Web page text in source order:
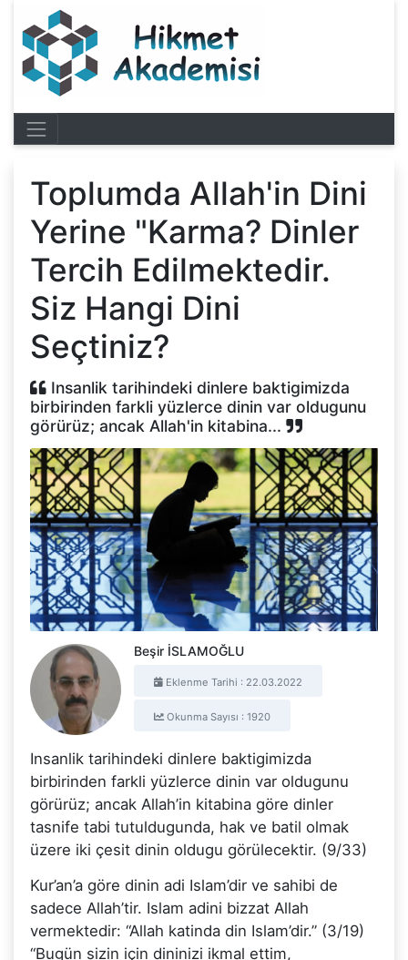
Toplumda Allah'in Dini
Yerine "Karma? Dinler
Tercih Edilmektedir.
Siz Hangi Dini
Seçtiniz?
Insanlik tarihindeki dinlere baktigimizda
birbirinden farkli yüzlerce dinin var oldugunu
görürüz; ancak Allah'in kitabina...
Beşir İSLAMOĞLU
Eklenme Tarihi : 22.03.2022
Okunma Sayısı : 1920
Insanlik tarihindeki dinlere baktigimizda
birbirinden farkli yüzlerce dinin var oldugunu
görürüz; ancak Allah’in kitabina göre dinler
tasnife tabi tutuldugunda, hak ve batil olmak
üzere iki çesit dinin oldugu görülecektir. (9/33)
Kur’an’a göre dinin adi Islam’dir ve sahibi de
sadece Allah’tir. Islam adini bizzat Allah
vermektedir: “Allah katinda din Islam’dir.” (3/19)
“Bugün sizin için dininizi ikmal ettim,